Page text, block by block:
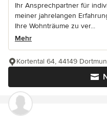
Ihr Ansprechpartner für
meiner jahrelangen
Ihre Wohnträume zu ver...
Mehr
Kortental 64, 44149